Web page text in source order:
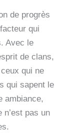
de progrès
qui
Avec le
de clans,
qui ne
qui sapent le
ambiance,
n’est pas un